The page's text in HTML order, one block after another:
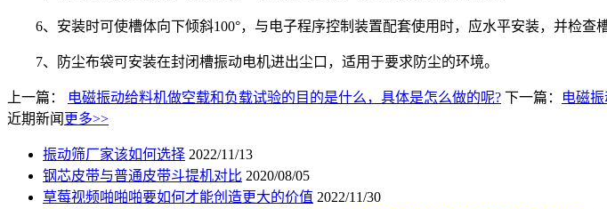
6、安装时可使槽体向下倾斜100°，与电子程序控制装置配套使用时，应水平安装，并检查
7、防尘布袋可安装在封闭槽振动电机进出尘口，适用于要求防尘的环境。
上一篇： 电磁振动给料机做空载和负载试验的目的是什么，具体是怎么做的呢? 下一篇：
电磁
近期新闻 更多>>
振动筛厂家该如何选择 2022/11/13
钢芯皮带与普通皮带斗提机对比 2020/08/05
草莓视频啪啪啪要如何才能创造更大的价值 2022/11/30